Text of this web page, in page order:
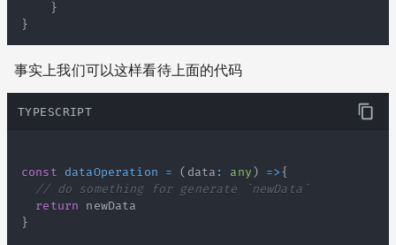
}
}
事实上我们可以这样看待上面的代码
TYPESCRIPT
const dataOperation = ( data : any ) =>{
// do something for generate `newData`
return
}